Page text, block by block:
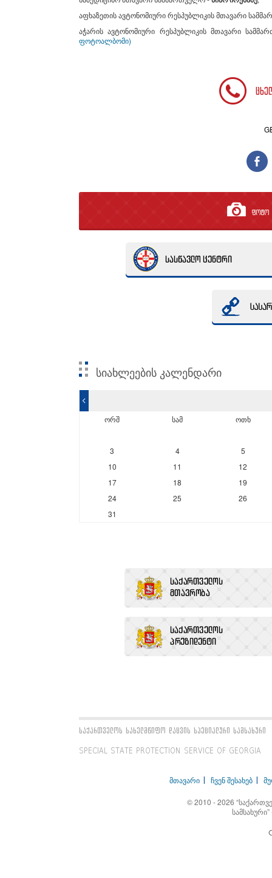
აფხაზეთის ავტონომიური რესპუბლიკის მთავარი
აჭარის ავტონომიური რესპუბლიკის მთავარი
ფოტოალბომი)
ფოტო
სიახლეების კალენდარი
ორშ სამ ოთხ
3 4
5
10
11
12
17
18
19
24
25
26
31
საქართველოს სახელმწიფო დაცვის სპეციალური სამსახური
SPECIAL STATE PROTECTION SERVICE OF GEORGIA
მთავარი ჩვენ შესახებ
© 2010 - 2026